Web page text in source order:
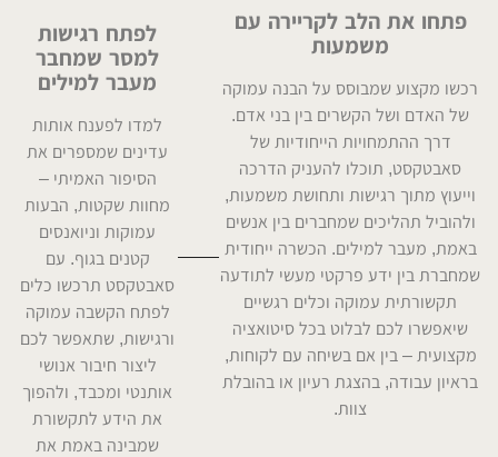
פתחו את הלב לקריירה עם
משמעות
רכשו מקצוע שמבוסס על הבנה עמוקה
של האדם ושל הקשרים בין בני אדם.
דרך ההתמחויות הייחודיות של
סאבטקסט, תוכלו להעניק הדרכה
וייעוץ מתוך רגישות ותחושת משמעות,
ולהוביל תהליכים שמחברים בין אנשים
באמת, מעבר למילים. הכשרה ייחודית
שמחברת בין ידע פרקטי מעשי לתודעה
תקשורתית עמוקה וכלים רגשיים
שיאפשרו לכם לבלוט בכל סיטואציה
מקצועית – בין אם בשיחה עם לקוחות,
בראיון עבודה, בהצגת רעיון או בהובלת
צוות.
לפתח רגישות
למסר שמחבר
מעבר למילים
למדו לפענח אותות
עדינים שמספרים את
הסיפור האמיתי –
מחוות שקטות, הבעות
עמוקות וניואנסים
קטנים בגוף. עם
סאבטקסט תרכשו כלים
לפתח הקשבה עמוקה
ורגישות, שתאפשר לכם
ליצור חיבור אנושי
אותנטי ומכבד, ולהפוך
את הידע לתקשורת
שמבינה באמת את